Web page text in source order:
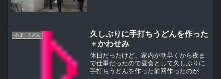
そば・うどん
久しぶりに手打ちうどんを作った
＋かわせみ
休日だったけど、家内が朝早くから夜ま
で仕事だったので昼食として久しぶりに
手打ちうどんを作った前回作ったのがブ